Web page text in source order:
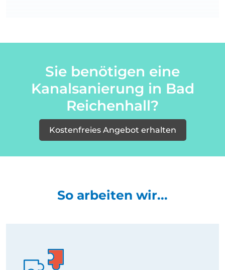
Sie benötigen eine
Kanalsanierung in Bad
Reichenhall?
Kostenfreies Angebot erhalten
So arbeiten wir...